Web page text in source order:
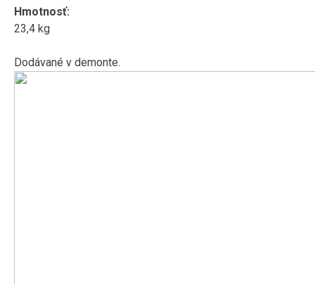
Hmotnosť:
23,4 kg
Dodávané v demonte.